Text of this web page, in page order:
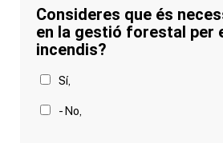
Consideres que és
en la gestió forestal per
incendis?
Sí,
- No,